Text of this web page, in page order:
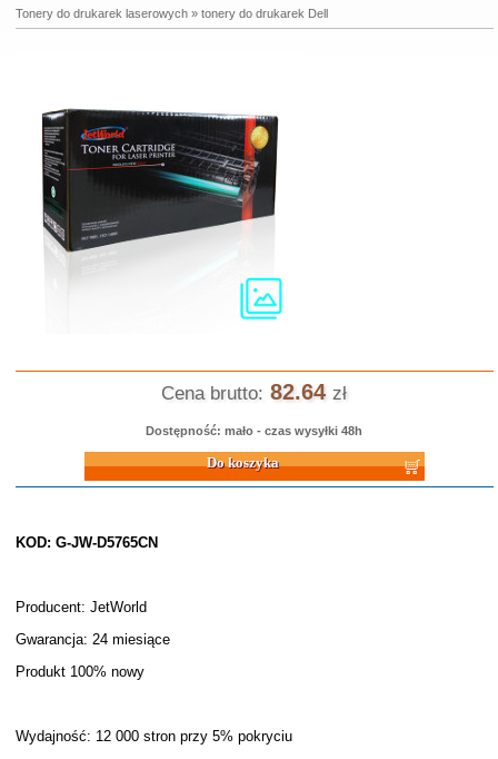
Tonery do drukarek laserowych» tonery do drukarek Dell
Cena brutto: 82.64 zł
Dostępność: mało - czas wysyłki 48h
Do koszyka
KOD: G-JW-D5765CN
Producent: JetWorld
Gwarancja: 24 miesiące
Produkt 100% nowy
Wydajność: 12 000 stron przy 5% pokryciu